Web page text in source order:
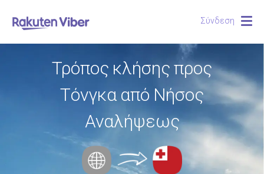
Σύνδεση
Τρόπος κλήσης προς
Τόνγκα από Νήσος
Αναλήψεως